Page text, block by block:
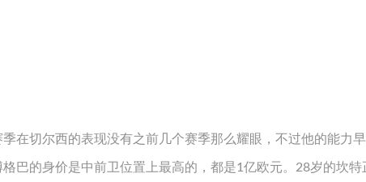
在切尔西的表现没有之前几个赛季那么耀眼，不过他的能力早
巴的身价是中前卫位置上最高的，都是1亿欧元。28岁的坎特